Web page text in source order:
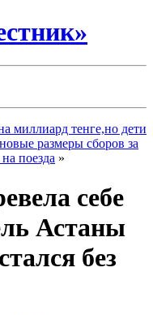
миллиард тенге,но дети
размеры сборов за
поезда »
себе
Астаны
без